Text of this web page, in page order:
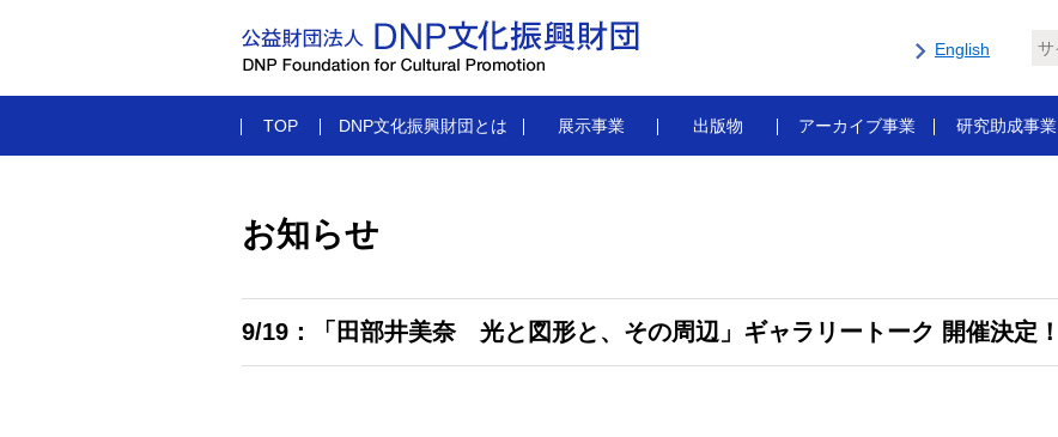
English
TOP DNP文化振興財団とは 展示事業 出版物 アーカイブ事業 研究助成事業
お知らせ
9/19：「田部井美奈 光と図形と、その周辺」ギャラリートーク 開催決定！